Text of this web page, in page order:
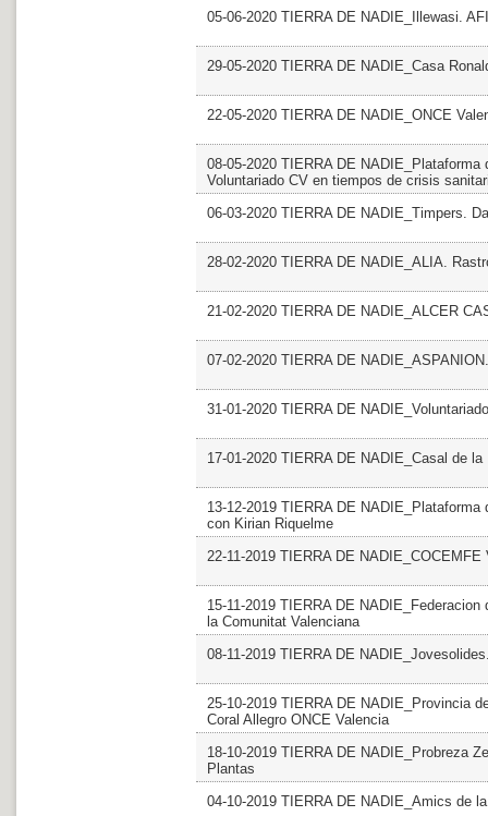
05-06-2020 TIERRA DE NADIE_Illewasi.
29-05-2020 TIERRA DE NADIE_Casa
22-05-2020 TIERRA DE NADIE_ONCE
08-05-2020 TIERRA DE
Voluntariado CV en tiempos de crisis
06-03-2020 TIERRA DE NADIE_Timpers.
28-02-2020 TIERRA DE NADIE_ALIA.
21-02-2020 TIERRA DE NADIE_ALCER
07-02-2020 TIERRA DE
31-01-2020 TIERRA DE
17-01-2020 TIERRA DE NADIE_Casal de
13-12-2019 TIERRA DE
con Kirian Riquelme
22-11-2019 TIERRA DE
15-11-2019 TIERRA DE
la Comunitat Valenciana
08-11-2019 TIERRA DE
25-10-2019 TIERRA DE NADIE_Provincia
Coral Allegro ONCE Valencia
18-10-2019 TIERRA DE NADIE_Probreza
Plantas
04-10-2019 TIERRA DE NADIE_Amics de